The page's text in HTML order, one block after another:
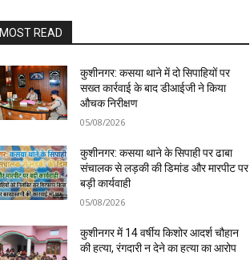
MOST READ
कुशीनगर: कसया थाने में दो सिपाहियों पर
सख्त कार्रवाई के बाद डीआईजी ने किया
औचक निरीक्षण
05/08/2026
कुशीनगर: कसया थाने के सिपाही पर ढाबा
संचालक से लड़की की डिमांड और मारपीट पर
बड़ी कार्यवाही
05/08/2026
कुशीनगर में 14 वर्षीय किशोर आदर्श चौहान
की हत्या, रंगदारी न देने का हत्या का आरोप